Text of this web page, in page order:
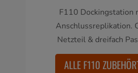
F110 Dockingstation
Anschlussreplikation.
Netzteil & dreifach
ALLE F110